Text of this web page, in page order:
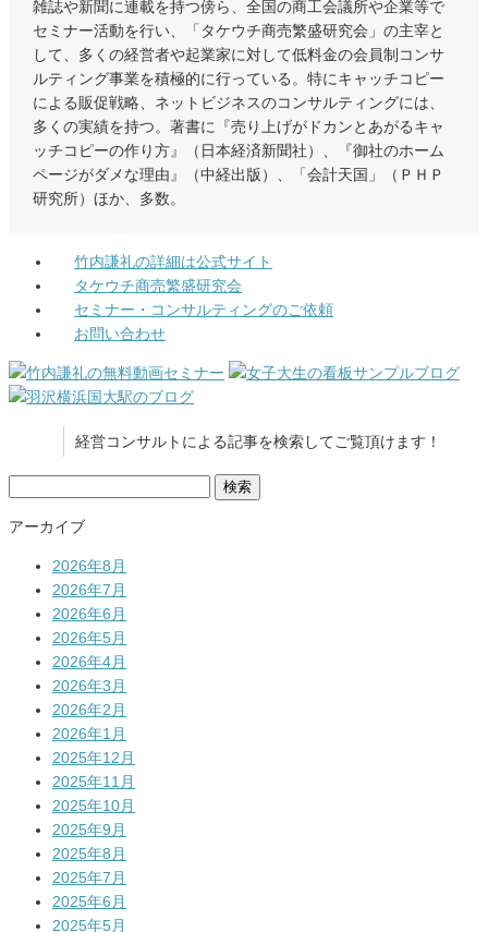
雑誌や新聞に連載を持つ傍ら、全国の商工会議所や企業等で
セミナー活動を行い、「タケウチ商売繁盛研究会」の主宰と
して、多くの経営者や起業家に対して低料金の会員制コンサ
ルティング事業を積極的に行っている。特にキャッチコピー
による販促戦略、ネットビジネスのコンサルティングには、
多くの実績を持つ。著書に『売り上げがドカンとあがるキャ
ッチコピーの作り方』（日本経済新聞社）、『御社のホーム
ページがダメな理由』（中経出版）、「会計天国」（ＰＨＰ
研究所）ほか、多数。
竹内謙礼の詳細は公式サイト
タケウチ商売繁盛研究会
セミナー・コンサルティングのご依頼
お問い合わせ
経営コンサルトによる記事を検索してご覧頂けます！
アーカイブ
2026年8月
2026年7月
2026年6月
2026年5月
2026年4月
2026年3月
2026年2月
2026年1月
2025年12月
2025年11月
2025年10月
2025年9月
2025年8月
2025年7月
2025年6月
2025年5月